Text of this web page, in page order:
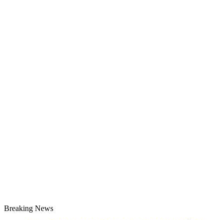
Breaking News